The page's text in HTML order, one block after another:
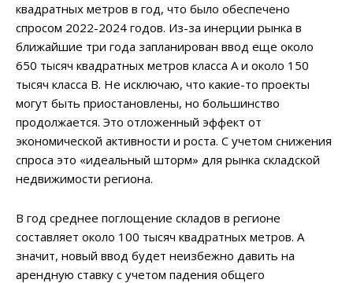
квадратных метров в год, что было обеспечено
спросом 2022-2024 годов. Из-за инерции рынка в
ближайшие три года запланирован ввод еще около
650 тысяч квадратных метров класса А и около 150
тысяч класса В. Не исключаю, что какие-то проекты
могут быть приостановлены, но большинство
продолжается. Это отложенный эффект от
экономической активности и роста. С учетом снижения
спроса это «идеальный шторм» для рынка складской
недвижимости региона.
В год среднее поглощение складов в регионе
составляет около 100 тысяч квадратных метров. А
значит, новый ввод будет неизбежно давить на
арендную ставку с учетом падения общего